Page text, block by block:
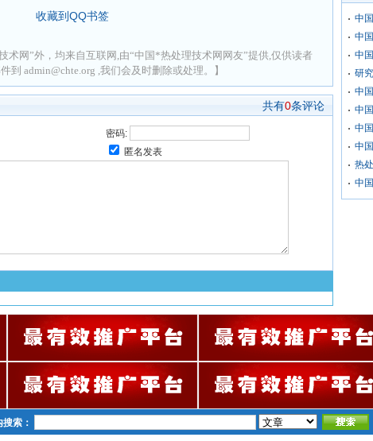
收藏到QQ书签
术网”外，均来自互联网,由“中国*热处理技术网网友”提供,仅供读者
到 admin@chte.org ,我们会及时删除或处理。】
共有0条评论
密码:
匿名发表
中
中
中
研
中
中
中
中
热
中
搜索：